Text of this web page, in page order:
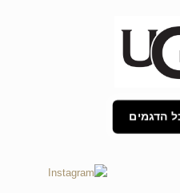
הדגמים